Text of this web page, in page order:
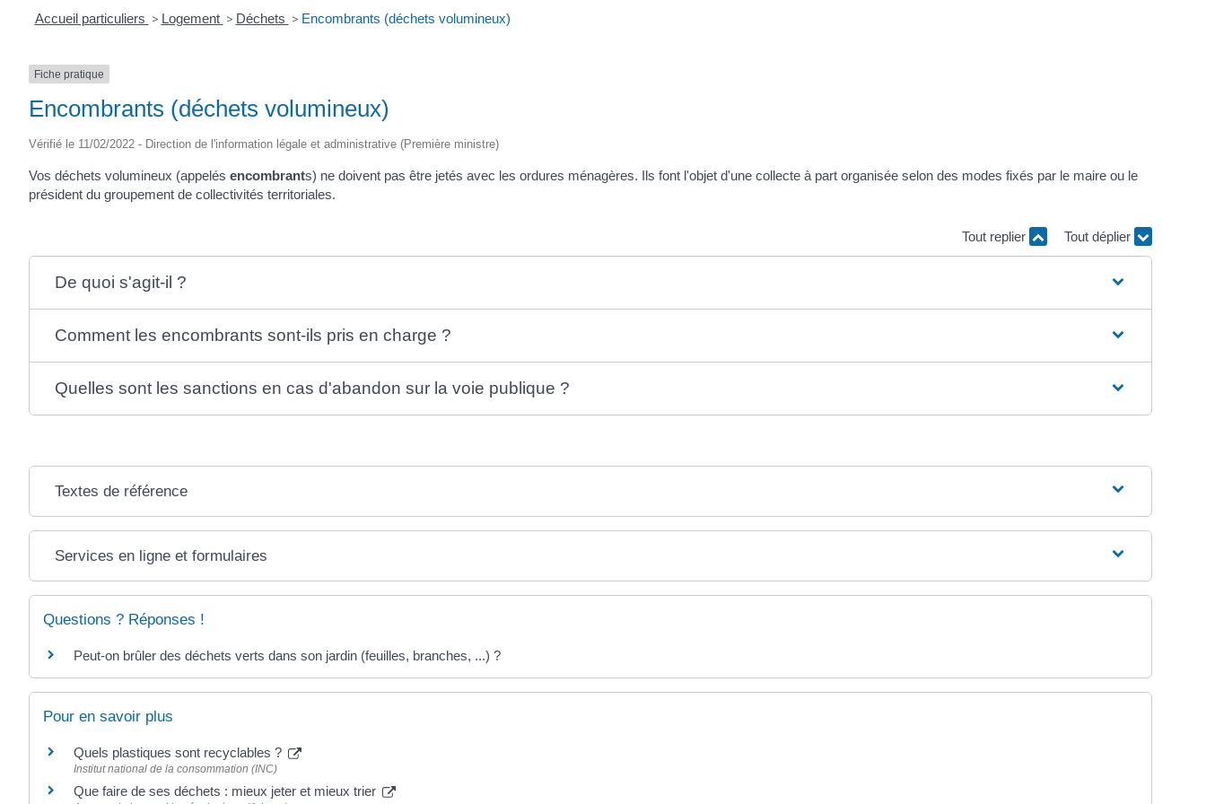
Accueil particuliers > Logement > Déchets > Encombrants (déchets volumineux)
Fiche pratique
Encombrants (déchets volumineux)
Vérifié le 11/02/2022 - Direction de l'information légale et administrative (Première ministre)
Vos déchets volumineux (appelés encombrants) ne doivent pas être jetés avec les ordures ménagères. Ils font l'objet d'une collecte à part organisée selon des modes fixés par le maire ou le
président du groupement de collectivités territoriales.
Tout replier Tout déplier
De quoi s'agit-il ?
Comment les encombrants sont-ils pris en charge ?
Quelles sont les sanctions en cas d'abandon sur la voie publique ?
Textes de référence
Services en ligne et formulaires
Questions ? Réponses !
Peut-on brûler des déchets verts dans son jardin (feuilles, branches, ...) ?
Pour en savoir plus
Quels plastiques sont recyclables ?
Institut national de la consommation (INC)
Que faire de ses déchets : mieux jeter et mieux trier